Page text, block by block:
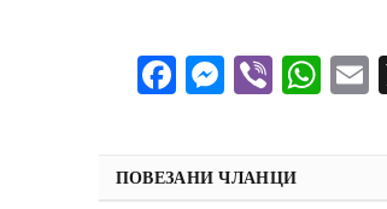
Facebook
Messenger
Viber
ПОВЕЗАНИ ЧЛАНЦИ